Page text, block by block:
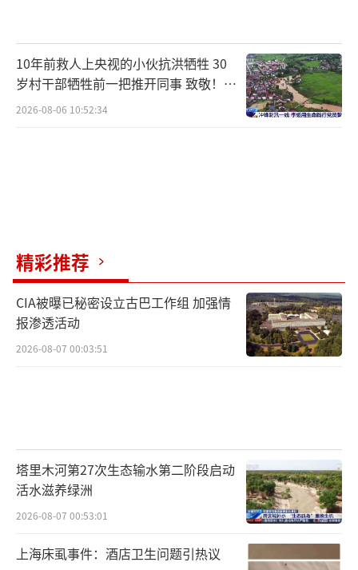
10年前救人上央视的小伙抗洪牺牲 30
岁村干部牺牲前一把推开同事 致敬！送
别！
2026-08-06 10:52:34
精彩推荐
CIA被曝已秘密设立古巴工作组 加强情
报渗透活动
2026-08-07 00:03:51
塔里木河第27次生态输水第二阶段启动
活水滋养绿洲
2026-08-07 00:53:01
上海床虱事件：酒店卫生问题引热议